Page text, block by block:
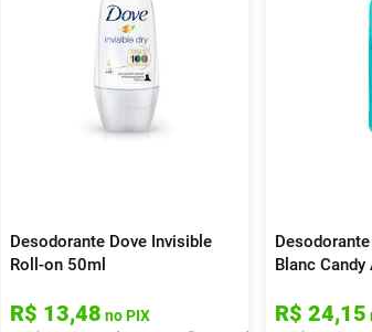
Desodorante Dove Invisible
Roll-on 50ml
R$ 13,48 no PIX
Blanc
R$ 24,15